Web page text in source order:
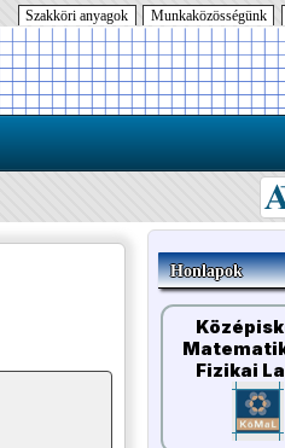
Munkaközösségünk
Szakköri anyagok
Honlapok
Fizikai